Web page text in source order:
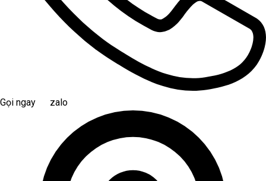
Gọi ngay zalo